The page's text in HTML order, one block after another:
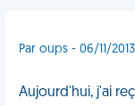
Par oups - 06/11/
Aujourd'hui, j'ai